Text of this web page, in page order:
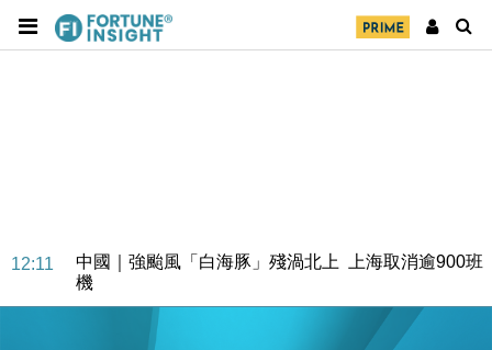
12:11
中國｜強颱風「白海豚」殘渦北上 上海取消逾900班
機
財經｜華僑銀行上半年淨利創新高 中期息增15%至